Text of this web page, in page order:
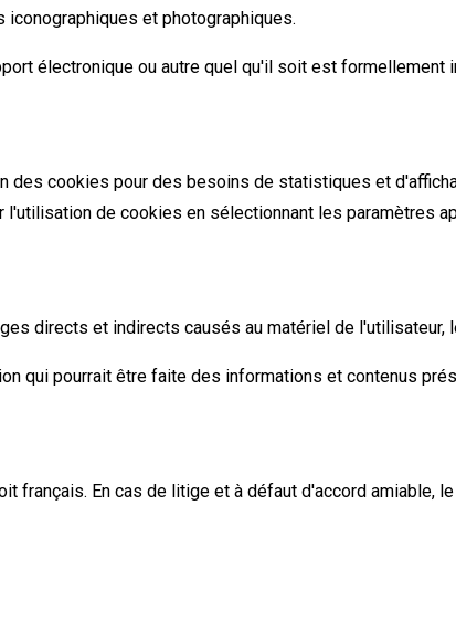
et photographiques.
électronique ou autre quel qu'il soit est
des cookies pour des besoins de statistiques et
de cookies en sélectionnant les paramètres
directs et indirects causés au matériel de l'utilisateur,
qui pourrait être faite des informations et contenus
français. En cas de litige et à défaut d'accord amiable,